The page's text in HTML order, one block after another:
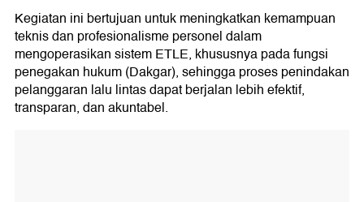
Kegiatan ini bertujuan untuk meningkatkan kemampuan
teknis dan profesionalisme personel dalam
mengoperasikan sistem ETLE, khususnya pada fungsi
penegakan hukum (Dakgar), sehingga proses penindakan
pelanggaran lalu lintas dapat berjalan lebih efektif,
transparan, dan akuntabel.